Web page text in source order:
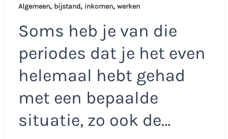
Algemeen, bijstand, inkomen, werken
Soms heb je van die
periodes dat je het even
helemaal hebt gehad
met een bepaalde
situatie, zo ook de…